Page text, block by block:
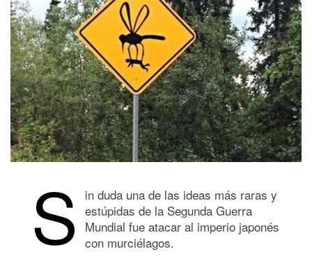
S
in duda una de las ideas más raras y
estúpidas de la Segunda Guerra
Mundial fue atacar al imperio japonés
con murciélagos.